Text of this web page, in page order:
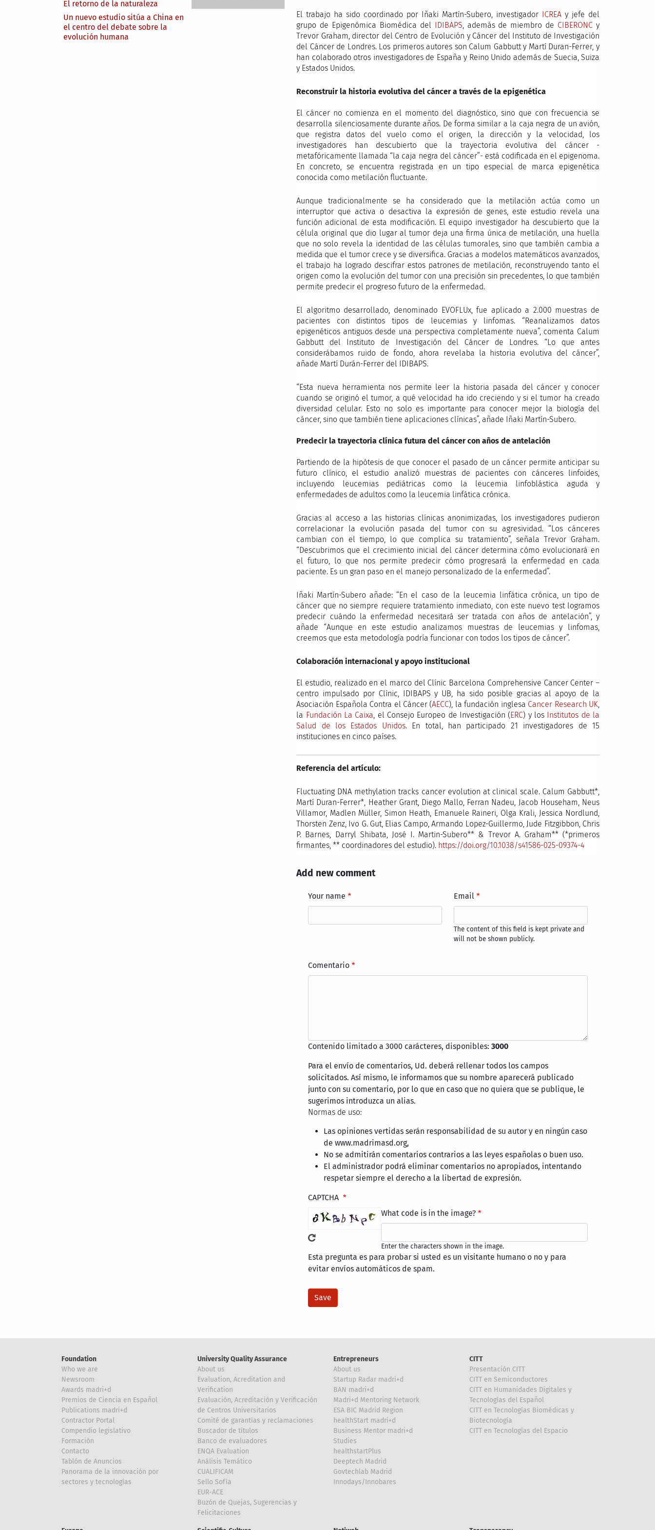
El retorno de la naturaleza
Un nuevo estudio sitúa a China en
el centro del debate sobre la
evolución humana
El trabajo ha sido coordinado por Iñaki Martín-Subero, investigador ICREA y jefe del
grupo de Epigenómica Biomédica del
IDIBAPS, además de miembro de CIBERONC y
Trevor Graham, director del Centro de Evolución y Cáncer del Instituto de Investigación
del Cáncer de Londres. Los primeros autores son Calum Gabbutt y Martí Duran-Ferrer, y
han colaborado otros investigadores de España y Reino Unido además de Suecia, Suiza
y Estados Unidos.
Reconstruir la historia evolutiva del cáncer a través de la epigenética
El cáncer no comienza en el momento del diagnóstico, sino que con frecuencia se
desarrolla silenciosamente durante años. De forma similar a la caja negra de un avión,
que registra datos del vuelo como el origen, la dirección y la velocidad, los
investigadores han descubierto que la trayectoria evolutiva del cáncer -
metafóricamente llamada “la caja negra del cáncer”- está codificada en el epigenoma.
En concreto, se encuentra registrada en un tipo especial de marca epigenética
conocida como metilación fluctuante.
Aunque tradicionalmente se ha considerado que la metilación actúa como un
interruptor que activa o desactiva la expresión de genes, este estudio revela una
función adicional de esta modificación. El equipo investigador ha descubierto que la
célula original que dio lugar al tumor deja una firma única de metilación, una huella
que no solo revela la identidad de las células tumorales, sino que también cambia a
medida que el tumor crece y se diversifica. Gracias a modelos matemáticos avanzados,
el trabajo ha logrado descifrar estos patrones de metilación, reconstruyendo tanto el
origen como la evolución del tumor con una precisión sin precedentes, lo que también
permite predecir el progreso futuro de la enfermedad.
El algoritmo desarrollado, denominado EVOFLUx, fue aplicado a 2.000 muestras de
pacientes con distintos tipos de leucemias y linfomas. “Reanalizamos datos
epigenéticos antiguos desde una perspectiva completamente nueva”, comenta Calum
Gabbutt del Instituto de Investigación del Cáncer de Londres. “Lo que antes
considerábamos ruido de fondo, ahora revelaba la historia evolutiva del cáncer”,
añade Martí Durán-Ferrer del IDIBAPS.
“Esta nueva herramienta nos permite leer la historia pasada del cáncer y conocer
cuando se originó el tumor, a qué velocidad ha ido creciendo y si el tumor ha creado
diversidad celular. Esto no solo es importante para conocer mejor la biología del
cáncer, sino que también tiene aplicaciones clínicas”, añade Iñaki Martín-Subero.
Predecir la trayectoria clínica futura del cáncer con años de antelación
Partiendo de la hipótesis de que conocer el pasado de un cáncer permite anticipar su
futuro clínico, el estudio analizó muestras de pacientes con cánceres linfoides,
incluyendo leucemias pediátricas como la leucemia linfoblástica aguda y
enfermedades de adultos como la leucemia linfática crónica.
Gracias al acceso a las historias clínicas anonimizadas, los investigadores pudieron
correlacionar la evolución pasada del tumor con su agresividad. “Los cánceres
cambian con el tiempo, lo que complica su tratamiento”, señala Trevor Graham.
“Descubrimos que el crecimiento inicial del cáncer determina cómo evolucionará en
el futuro, lo que nos permite predecir cómo progresará la enfermedad en cada
paciente. Es un gran paso en el manejo personalizado de la enfermedad”.
Iñaki Martín-Subero añade: “En el caso de la leucemia linfática crónica, un tipo de
cáncer que no siempre requiere tratamiento inmediato, con este nuevo test logramos
predecir cuándo la enfermedad necesitará ser tratada con años de antelación”, y
añade “Aunque en este estudio analizamos muestras de leucemias y linfomas,
creemos que esta metodología podría funcionar con todos los tipos de cáncer”.
Colaboración internacional y apoyo institucional
El estudio, realizado en el marco del Clínic Barcelona Comprehensive Cancer Center –
centro impulsado por Clínic, IDIBAPS y UB, ha sido posible gracias al apoyo de la
Asociación Española Contra el Cáncer (AECC), la fundación inglesa Cancer Research UK,
la Fundación La Caixa, el Consejo Europeo de Investigación (ERC) y los Institutos de la
Salud de los Estados Unidos. En total, han participado 21 investigadores de 15
instituciones en cinco países.
Referencia del artículo:
Fluctuating DNA methylation tracks cancer evolution at clinical scale. Calum Gabbutt*,
Martí Duran-Ferrer*, Heather Grant, Diego Mallo, Ferran Nadeu, Jacob Househam, Neus
Villamor, Madlen Müller, Simon Heath, Emanuele Raineri, Olga Krali, Jessica Nordlund,
Thorsten Zenz, Ivo G. Gut, Elias Campo, Armando Lopez-Guillermo, Jude Fitzgibbon, Chris
P. Barnes, Darryl Shibata, José I. Martin-Subero** & Trevor A. Graham** (*primeros
firmantes, ** coordinadores del estudio). https://doi.org/10.1038/s41586-025-09374-4
Add new comment
Your name Email
The content of this field is kept private and
will not be shown publicly.
Comentario
Contenido limitado a 3000 carácteres, disponibles:3000
Para el envío de comentarios, Ud. deberá rellenar todos los campos
solicitados. Así mismo, le informamos que su nombre aparecerá publicado
junto con su comentario, por lo que en caso que no quiera que se publique, le
sugerimos introduzca un alias.
Normas de uso:
Las opiniones vertidas serán responsabilidad de su autor y en ningún caso
de www.madrimasd.org,
No se admitirán comentarios contrarios a las leyes españolas o buen uso.
El administrador podrá eliminar comentarios no apropiados, intentando
respetar siempre el derecho a la libertad de expresión.
CAPTCHA
What code is in the image?
Enter the characters shown in the image.
Esta pregunta es para probar si usted es un visitante humano o no y para
evitar envíos automáticos de spam.
Foundation
Who we are
Newsroom
Awards madri+d
Premios de Ciencia en Español
Publications madri+d
Contractor Portal
Compendio legislativo
Formación
Contacto
Tablón de Anuncios
Panorama de la innovación por
sectores y tecnologías
University Quality Assurance
About us
Evaluation, Acreditation and
Verification
Evaluación, Acreditación y Verificación
de Centros Universitarios
Comité de garantías y reclamaciones
Buscador de títulos
Banco de evaluadores
ENQA Evaluation
Análisis Temático
CUALIFICAM
Sello Sofía
EUR-ACE
Buzón de Quejas, Sugerencias y
Felicitaciones
Entrepreneurs
About us
Startup Radar madri+d
BAN madri+d
Madri+d Mentoring Network
ESA BIC Madrid Region
healthStart madri+d
Business Mentor madri+d
Studies
healthstartPlus
Deeptech Madrid
Govtechlab Madrid
Innodays/Innobares
CITT
Presentación CITT
CITT en Semiconductores
CITT en Humanidades Digitales y
Tecnologías del Español
CITT en Tecnologías Biomédicas y
Biotecnología
CITT en Tecnologías del Espacio